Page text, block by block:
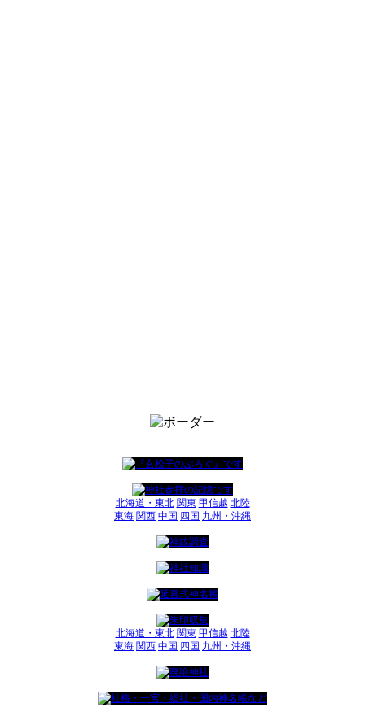
北海道・東北 関東 甲信越 北陸
東海 関西 中国 四国 九州・沖縄
北海道・東北 関東 甲信越 北陸
東海 関西 中国 四国 九州・沖縄